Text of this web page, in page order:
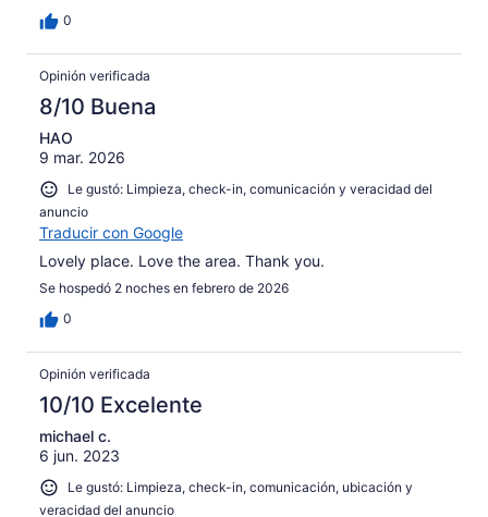
0
Opinión verificada
8/10 Buena
HAO
9 mar. 2026
Le gustó: Limpieza, check-in, comunicación y veracidad del
anuncio
Traducir con Google
Lovely place. Love the area. Thank you.
Se hospedó 2 noches en febrero de 2026
0
Opinión verificada
10/10 Excelente
michael c.
6 jun. 2023
Le gustó: Limpieza, check-in, comunicación, ubicación y
veracidad del anuncio